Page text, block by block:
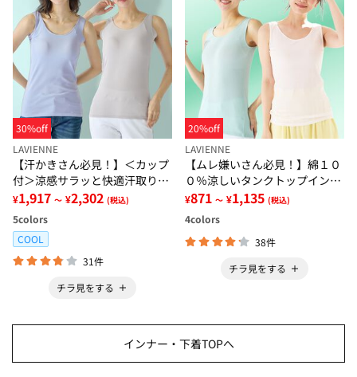
30%off
LAVIENNE
【汗かきさん必見！】＜カップ
付＞涼感サラッと快適汗取りタ
ンクトップインナー＜さらりラ
ボ＞
¥1,917 ～ ¥2,302 (税込)
5colors
COOL
31件
チラ見をする
20%off
LAVIENNE
【ムレ嫌いさん必見！】綿１０
０％涼しいタンクトップインナ
ー＜さらりラボ＞
¥871 ～ ¥1,135 (税込)
4colors
38件
チラ見をする
インナー・下着TOPへ